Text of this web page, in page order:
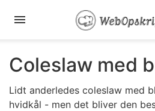
Coleslaw med
Lidt anderledes coleslaw med
hvidkål - men det bliver den